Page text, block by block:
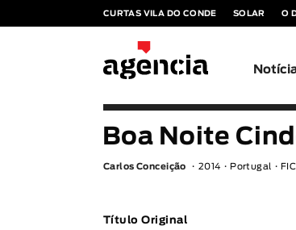
CURTAS VILA DO CONDE SOLAR O
Boa Noite
Carlos Conceição 2014 Portugal FIC
Título Original